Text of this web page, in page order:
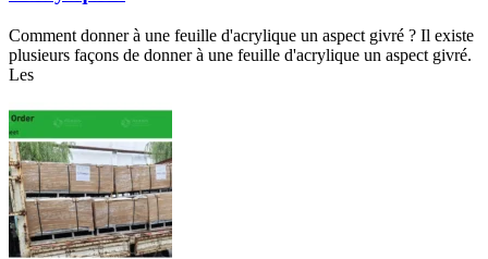
Comment donner à une feuille d'acrylique un aspect givré ? Il existe
plusieurs façons de donner à une feuille d'acrylique un aspect givré.
Les